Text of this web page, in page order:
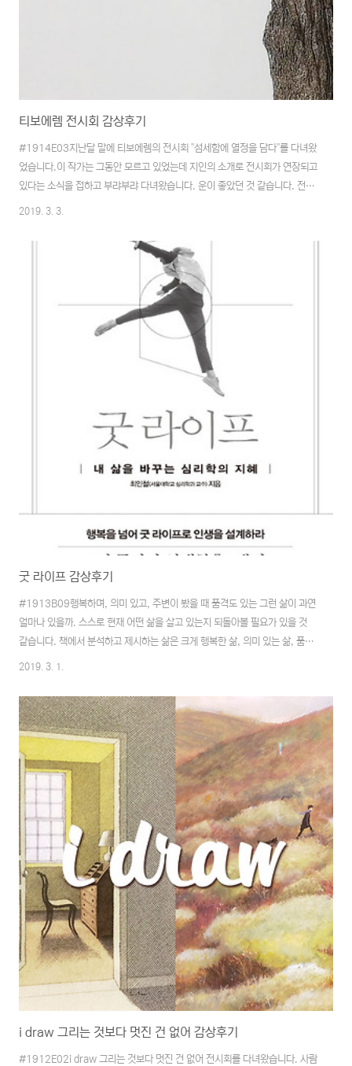
티보에렘 전시회 감상후기
#1914E03지난달 말에 티보에렘의 전시회 "섬세함에 열정을 담다"를 다녀왔
었습니다.이 작가는 그동안 모르고 있었는데 지인의 소개로 전시회가 연장되고
있다는 소식을 접하고 부랴부랴 다녀왔습니다. 운이 좋았던 것 같습니다. 전시
회가 연장도 했지만, 티켓이 매진되었다며 현장에서 티켓을 구매하지 못한채,
살짝 아쉽긴 하지만, 놓칠 뻔한 전시회 였기에 어쩔 수 없었죠.보지 않았다면
상당히 후회를 했을 뻔한 전시회 였습니다.개인적으로는 컬러 작품들도 좋지
만, 로트링펜 하나로 그려낸 단색의 드로잉작품들이 좀더 매력적이라는 생각이
들었습니다.작품을 보다 보면 작가가 말하듯 이정도의 디테일이라면 작품당
200시간 정도는 정말 간단하게 넘길 ..
2019. 3. 3.
굿 라이프 감상후기
#1913B09행복하며, 의미 있고, 주변이 봤을 때 품격도 있는 그런 삶이 과연
얼마나 있을까. 스스로 현재 어떤 삶을 살고 있는지 되돌아볼 필요가 있을 것
같습니다. 책에서 분석하고 제시하는 삶은 크게 행복한 삶, 의미 있는 삶, 품격
있는 삶의 3가지입니다.행복한 삶이란쾌족(快足) : 남의 시선에 연연하지 않
지만 그 의미는 '행복'과 같으며 좀 더 개인적이며 알기 쉽게 행복을 풀이했다는
생각이 들었습니다. 그리고 행복이라는 것이 대단한 것이 아니라 좀 더 일상적
인 것에서 느낄 수 있는 것이로 생각되기 시작한 것은 다음과 같은 질문을 접하
면서입니다.나는 행복한가? = 나는 무엇인가에 관심이 있는가?이 질문은 물론
개인이 가지고..
2019. 3. 1.
i draw 그리는 것보다 멋진 건 없어 감상후기
#1912E02i draw 그리는 것보다 멋진 건 없어 전시회를 다녀왔습니다. 사람